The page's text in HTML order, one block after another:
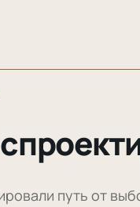
путь от